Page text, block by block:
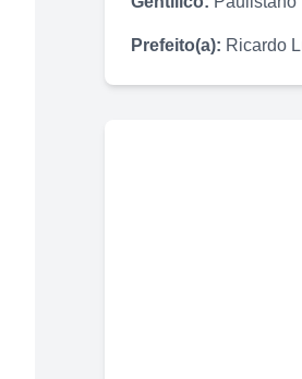
Prefeito(a): Ricardo